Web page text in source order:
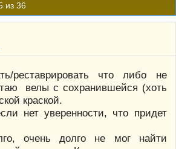
из 36
реставрировать что либо не
велы с сохранившейся (хоть
краской.
нет уверенности, что придет
очень долго не мог найти